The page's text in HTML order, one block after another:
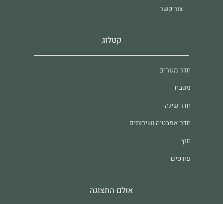
צור קשר
קטלוג
חדר מגורים
מטבח
חדר שינה
חדר אמבטיה ושירותים
חוץ
עודפים
אולם התצוגה